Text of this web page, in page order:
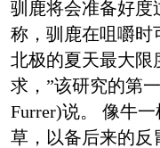
驯鹿将会准备好度
称，驯鹿在咀嚼时
北极的夏天最大限
求，”该研究的第
Furrer)说。 像牛
草，以备后来的